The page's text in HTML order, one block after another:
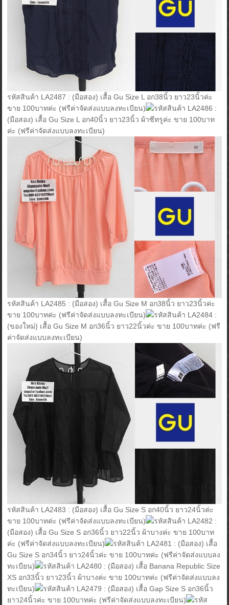
รหัสสินค้า LA2487 : (มือสอง) เสื้อ Gu Size L อก38นิ้ว ยาว23นิ้วค่ะ
ขาย 100บาทค่ะ (ฟรีค่าจัดส่งแบบลงทะเบียน)
รหัสสินค้า LA2486 :
(มือสอง) เสื้อ Gu Size L อก40นิ้ว ยาว23นิ้ว ผ้าซีทรูค่ะ ขาย 100บาท
ค่ะ (ฟรีค่าจัดส่งแบบลงทะเบียน)
รหัสสินค้า LA2485 : (มือสอง) เสื้อ Gu Size M อก38นิ้ว ยาว23นิ้วค่ะ
ขาย 100บาทค่ะ (ฟรีค่าจัดส่งแบบลงทะเบียน)
รหัสสินค้า LA2484 :
(ของใหม่) เสื้อ Gu Size M อก36นิ้ว ยาว22นิ้วค่ะ ขาย 100บาทค่ะ (ฟรี
ค่าจัดส่งแบบลงทะเบียน)
รหัสสินค้า LA2483 : (มือสอง) เสื้อ Gu Size S อก40นิ้ว ยาว24นิ้วค่ะ
ขาย 100บาทค่ะ (ฟรีค่าจัดส่งแบบลงทะเบียน)
รหัสสินค้า LA2482 :
(มือสอง) เสื้อ Gu Size S อก36นิ้ว ยาว22นิ้ว ผ้าบางค่ะ ขาย 100บาท
ค่ะ (ฟรีค่าจัดส่งแบบลงทะเบียน)
รหัสสินค้า LA2481 : (มือสอง) เสื้อ
Gu Size S อก34นิ้ว ยาว24นิ้วค่ะ ขาย 100บาทค่ะ (ฟรีค่าจัดส่งแบบลง
ทะเบียน)
รหัสสินค้า LA2480 : (มือสอง) เสื้อ Banana Republic Size
XS อก33นิ้ว ยาว23นิ้ว ผ้าบางค่ะ ขาย 100บาทค่ะ (ฟรีค่าจัดส่งแบบลง
ทะเบียน)
รหัสสินค้า LA2479 : (มือสอง) เสื้อ Gap Size S อก36นิ้ว
ยาว24นิ้วค่ะ ขาย 100บาทค่ะ (ฟรีค่าจัดส่งแบบลงทะเบียน)
รหัส